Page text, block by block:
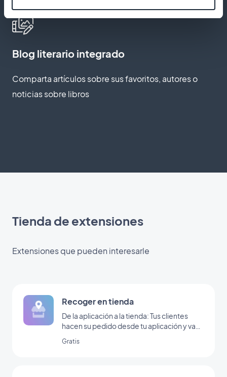
Blog literario integrado
Comparta artículos sobre sus favoritos, autores o
noticias sobre libros
Tienda de extensiones
Extensiones que pueden interesarle
Recoger en tienda
De la aplicación a la tienda: Tus clientes
hacen su pedido desde tu aplicación y van
Gratis